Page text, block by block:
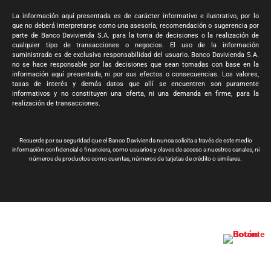
La información aquí presentada es de carácter informativo e ilustrativo, por lo
que no deberá interpretarse como una asesoría, recomendación o sugerencia por
parte de Banco Davivienda S.A. para la toma de decisiones o la realización de
cualquier tipo de transacciones o negocios. El uso de la información
suministrada es de exclusiva responsabilidad del usuario. Banco Davivienda S.A.
no se hace responsable por las decisiones que sean tomadas con base en la
información aquí presentada, ni por sus efectos o consecuencias. Los valores,
tasas de interés y demás datos que allí se encuentren son puramente
informativos y no constituyen una oferta, ni una demanda en firme, para la
realización de transacciones.
Recuerde por su seguridad que el Banco Davivienda nunca solicita a través de este medio
información confidencial o financiera, como usuarios y claves de acceso a nuestros canales, ni
números de productos como cuentas, números de tarjetas de crédito o similares.